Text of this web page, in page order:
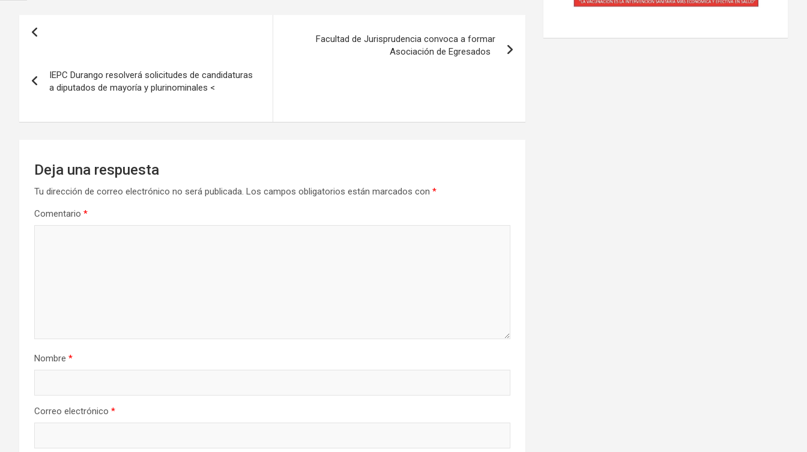
Navegación
entradas
IEPC Durango resolverá solicitudes de candidaturas
a diputados de mayoría y plurinominales <
Facultad de Jurisprudencia convoca a formar
Asociación de Egresados
Deja una respuesta
Tu dirección de correo electrónico no será publicada. Los campos obligatorios están marcados con *
Comentario *
Nombre *
Correo electrónico *